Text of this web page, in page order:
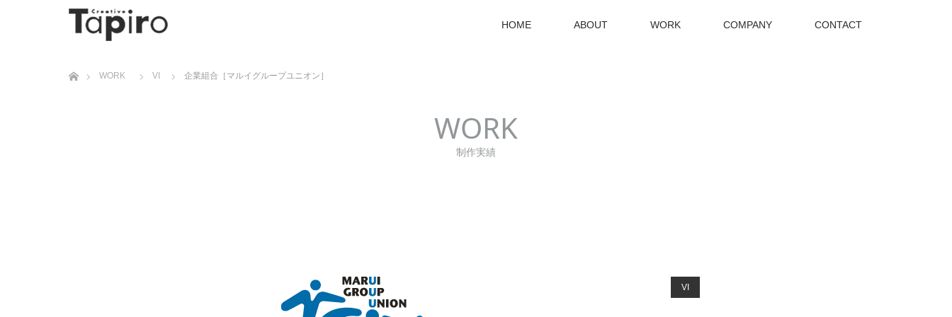
HOME ABOUT WORK COMPANY CONTACT
WORK VI 企業組合［マルイグループユニオン］
WORK
制作実績
VI